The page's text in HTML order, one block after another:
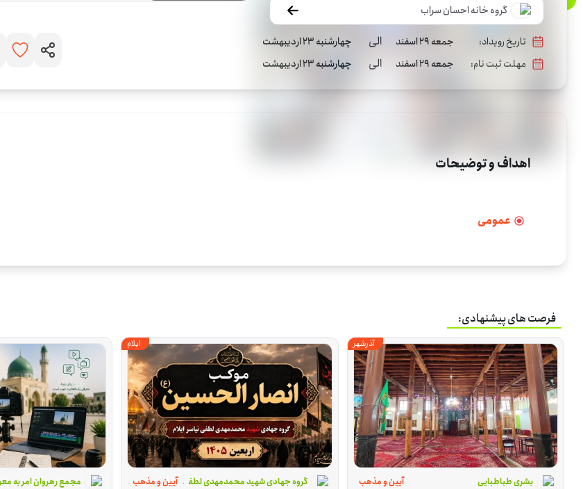
گروه خانه احسان سراب
تاریخ رویداد: جمعه 29 اسفند الی
چهارشنبه 23 اردیبهشت
مهلت ثبت نام:
جمعه 29 اسفند الی چهارشنبه 23 اردیبهشت
اهداف و توضیحات
عمومی
فرصت های پیشنهادی:
آذرشهر
بشری طباطبایی آیین و مذهب
ایلام
گروه جهادی شهید محمدمهدی لطفی نیاسر ایلام
آیین و مذهب مجمع رهروان امر به